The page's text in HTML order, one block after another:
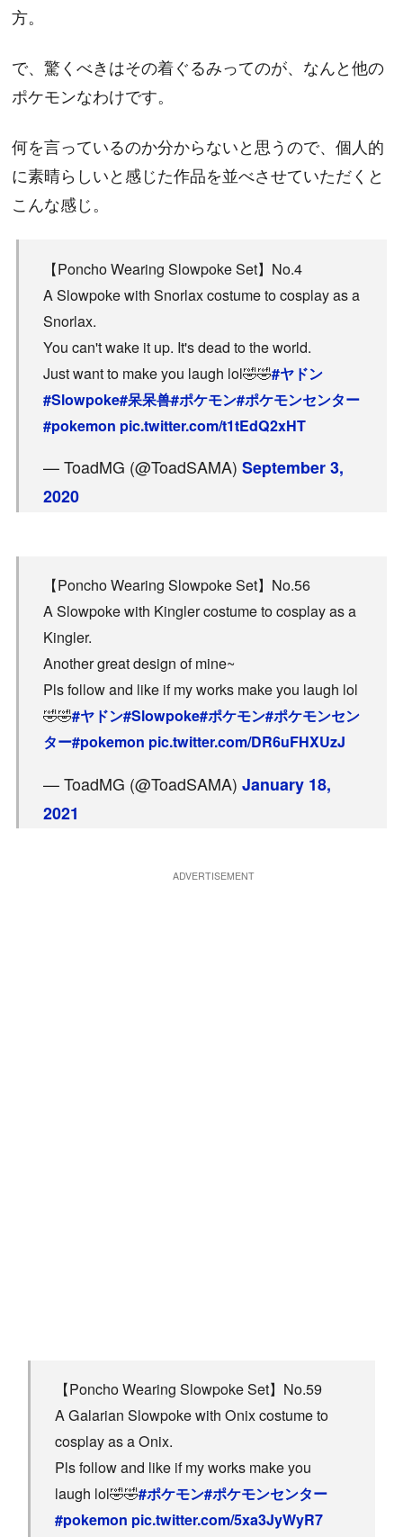
方。
で、驚くべきはその着ぐるみってのが、なんと他の
ポケモンなわけです。
何を言っているのか分からないと思うので、個人的
に素晴らしいと感じた作品を並べさせていただくと
こんな感じ。
【Poncho Wearing Slowpoke Set】No.4
A Slowpoke with Snorlax costume to cosplay as a
Snorlax.
You can't wake it up. It's dead to the world.
Just want to make you laugh lol🤣🤣#ヤドン
#Slowpoke#呆呆兽#ポケモン#ポケモンセンター
#pokemon pic.twitter.com/t1tEdQ2xHT
— ToadMG (@ToadSAMA) September 3,
2020
【Poncho Wearing Slowpoke Set】No.56
A Slowpoke with Kingler costume to cosplay as a
Kingler.
Another great design of mine~
Pls follow and like if my works make you laugh lol
🤣🤣#ヤドン#Slowpoke#ポケモン#ポケモンセン
ター#pokemon pic.twitter.com/DR6uFHXUzJ
— ToadMG (@ToadSAMA) January 18,
2021
【Poncho Wearing Slowpoke Set】No.59
A Galarian Slowpoke with Onix costume to
cosplay as a Onix.
Pls follow and like if my works make you
laugh lol🤣🤣#ポケモン#ポケモンセンター
#pokemon pic.twitter.com/5xa3JyWyR7